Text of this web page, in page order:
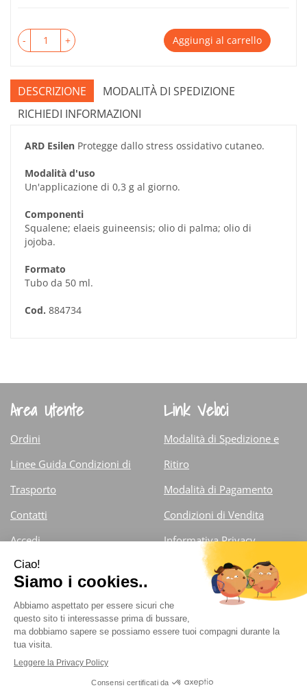
- + Aggiungi al carrello
DESCRIZIONE
MODALITÀ DI SPEDIZIONE
RICHIEDI INFORMAZIONI
ARD Esilen Protegge dallo stress ossidativo cutaneo.
Modalità d'uso
Un'applicazione di 0,3 g al giorno.
Componenti
Squalene; elaeis guineensis; olio di palma; olio di
jojoba.
Formato
Tubo da 50 ml.
Cod. 884734
Area Utente
Ordini
Linee Guida Condizioni di
Trasporto
Contatti
Accedi
Iscrizione alla Newsletter
Link Veloci
Modalità di Spedizione e
Ritiro
Modalità di Pagamento
Condizioni di Vendita
Informativa Privacy
Cookie Policy
Farmacia Fiorentini Dr. Carlo- Via Armando Diaz 13/d
25121 Brescia (Brescia )
info@farmaciafiorentini.com
030.44.252| P.Iva: 03027790983 | Numero R.E.A.: